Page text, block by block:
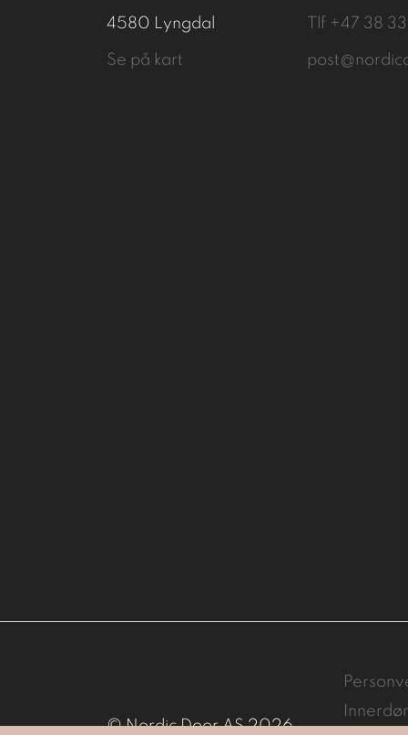
4580 Lyngdal
Se på kart
Tlf +47 38
© Nordic Door AS 2026
Innerdør